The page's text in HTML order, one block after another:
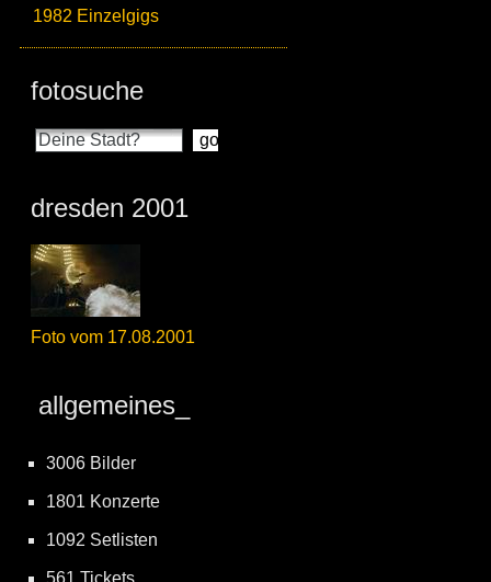
1982 Einzelgigs
fotosuche
dresden 2001
Foto vom 17.08.2001
allgemeines_
3006 Bilder
1801 Konzerte
1092 Setlisten
561 Tickets